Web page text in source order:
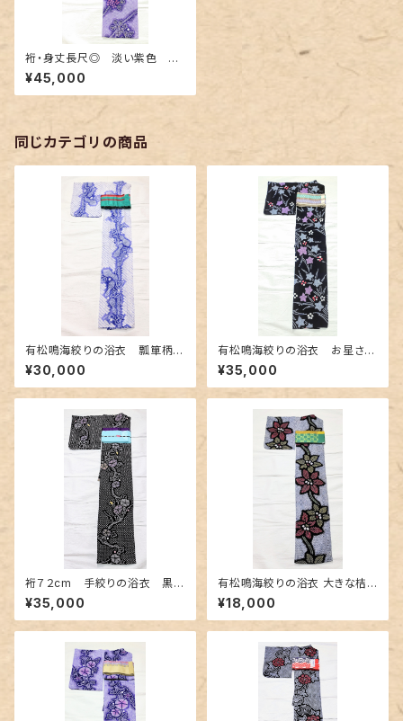
裄・身丈長尺◎ 淡い紫色 有
松鳴海絞りの浴衣 紫陽花柄
¥45,000
同じカテゴリの商品
有松鳴海絞りの浴衣 瓢箪柄
白地に明るい紫色
¥30,000
有松鳴海絞りの浴衣 お星さま
のような桔梗柄
¥35,000
裄７２cm 手絞りの浴衣 黒地
に朝顔柄
¥35,000
有松鳴海絞りの浴衣 大きな桔
梗柄
¥18,000